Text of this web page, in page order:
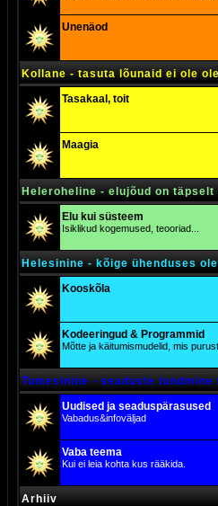
Unenäod
Kollane - tasuta lõunaid ei ole
Tasakaal, toit
Maagia
Heleroheline - elujõud on
Elu kui süsteem
Isiklikud kogemused, teooriad...
Helesinine - kõige ühenduses
Kooskõla
Kodeeringud & Programmid
Mõtte ja käitumismudelid, mis
Tumesinine - seaduste tundmine
Uudised ja seaduspärasused
Vabadus&infoväljad
Vaba teema
Kui ei leia kohta kus rääkida.
Arhiiv